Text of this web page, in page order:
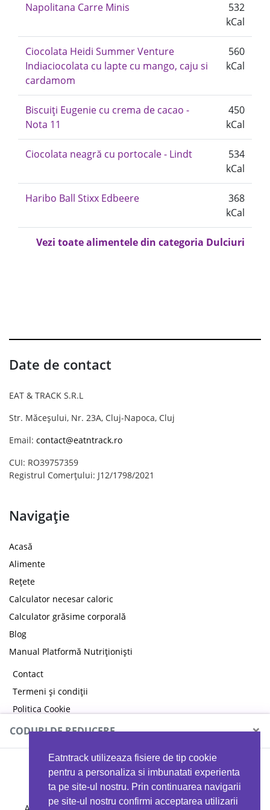
Eatntrack utilizeaza fisiere de tip cookie
pentru a personaliza si imbunatati experienta
ta pe site-ul nostru. Prin continuarea navigarii
pe site-ul nostru confirmi acceptarea utilizarii
Napolitana Carre Minis
532
kCal
Ciocolata Heidi Summer Venture
Indiaciocolata cu lapte cu mango, caju si
cardamom
560
kCal
Biscuiți Eugenie cu crema de cacao -
Nota 11
450
kCal
Ciocolata neagră cu portocale - Lindt
534
kCal
Haribo Ball Stixx Edbeere
368
kCal
Vezi toate alimentele din categoria Dulciuri
Date de contact
EAT & TRACK S.R.L
Str. Măceșului, Nr. 23A, Cluj-Napoca, Cluj
Email: contact@eatntrack.ro
CUI: RO39757359
Registrul Comerțului: J12/1798/2021
Navigație
Acasă
Alimente
Rețete
Calculator necesar caloric
Calculator grăsime corporală
Blog
Manual Platformă Nutriționiști
Contact
Termeni și condiții
Politica Cookie
Politica de confidențialitate
CODURI DE REDUCERE ×
MYPROTEIN